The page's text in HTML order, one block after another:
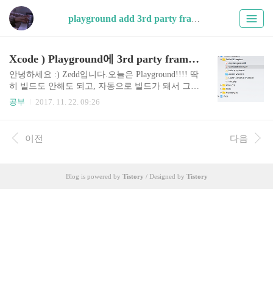
playground add 3rd party framework (1)
Xcode ) Playground에 3rd party framework 추가하는 방법
안녕하세요 :) Zedd입니다.오늘은 Playground!!!! 딱
히 빌드도 안해도 되고, 자동으로 빌드가 돼서 그때
그때 값을 볼 수 있죠.RxSwift를 해보고싶은데..빌
그래서 했습니다. 여기를 따라했어요. Playground
에 3rd party framework 추가하는 방법 1. 프로젝트
iew Application으로 만들어주세요. 2. pod init -> Po
공부 2017. 11. 22. 09:26
이전 다음
Blog is powered by Tistory / Designed by Tistory